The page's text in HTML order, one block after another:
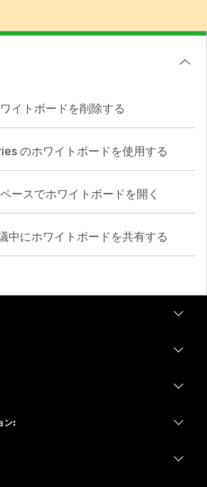
イトボードを削除する
のホワイトボードを使用する
ースでホワイトボードを開く
中にホワイトボードを共有する
ン: